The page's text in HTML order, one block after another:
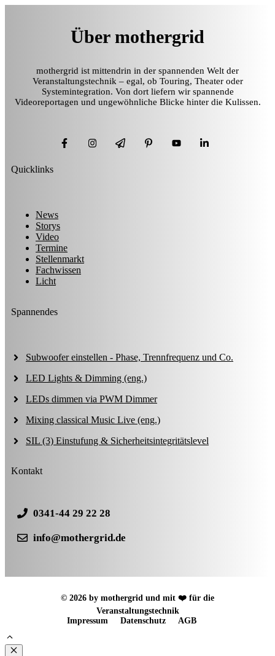
Über mothergrid
mothergrid ist mittendrin in der spannenden Welt der
Veranstaltungstechnik – egal, ob Touring, Theater oder
Systemintegration. Von dort liefern wir spannende
Videoreportagen und ungewöhnliche Blicke hinter die Kulissen.
Quicklinks
News
Storys
Video
Termine
Stellenmarkt
Fachwissen
Licht
Spannendes
Subwoofer einstellen - Phase, Trennfrequenz und Co.
LED Lights & Dimming (eng.)
LEDs dimmen via PWM Dimmer
Mixing classical Music Live (eng.)
SIL (3) Einstufung & Sicherheitsintegritätslevel
Kontakt
0341-44 29 22 28
info@mothergrid.de
© 2026 by mothergrid und mit ❤️ für die
Veranstaltungstechnik
Impressum
Datenschutz AGB